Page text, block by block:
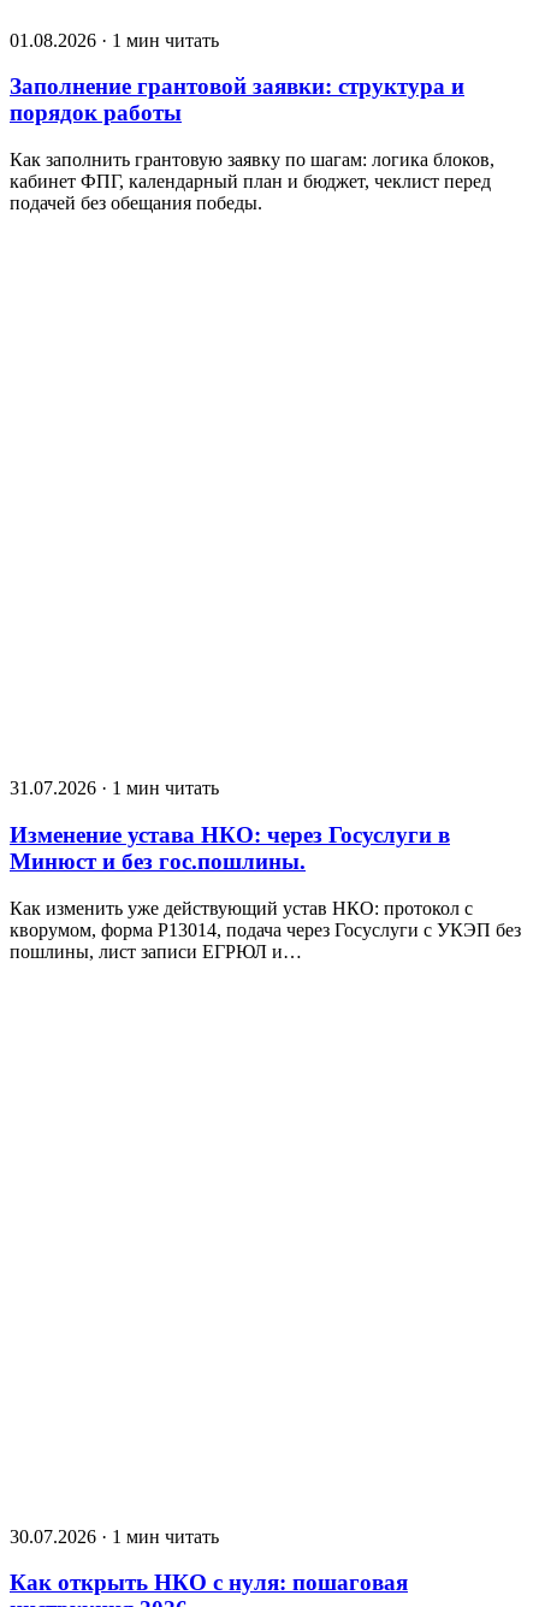
01.08.2026 · 1 мин читать
Заполнение грантовой заявки: структура и
порядок работы
Как заполнить грантовую заявку по шагам: логика блоков,
кабинет ФПГ, календарный план и бюджет, чеклист перед
подачей без обещания победы.
31.07.2026 · 1 мин читать
Изменение устава НКО: через Госуслуги в
Минюст и без гос.пошлины.
Как изменить уже действующий устав НКО: протокол с
кворумом, форма Р13014, подача через Госуслуги с УКЭП без
пошлины, лист записи ЕГРЮЛ и…
30.07.2026 · 1 мин читать
Как открыть НКО с нуля: пошаговая